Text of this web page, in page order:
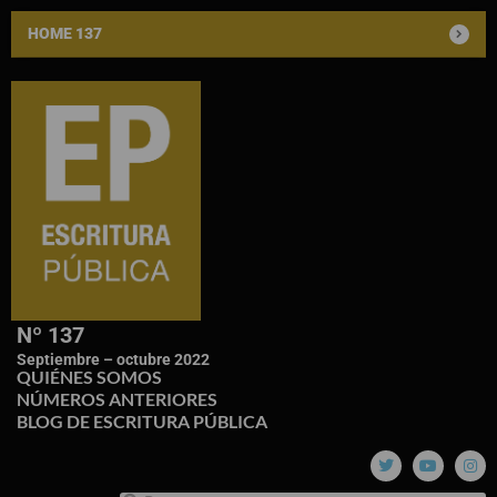
HOME 137
Nº 137
Septiembre – octubre 2022
QUIÉNES SOMOS
NÚMEROS ANTERIORES
BLOG DE ESCRITURA PÚBLICA